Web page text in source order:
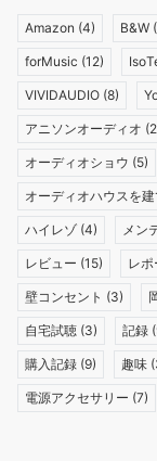
Amazon (4) B&W
forMusic (12)
VIVIDAUDIO (8)
アニソンオーディオ
オーディオショウ (5)
オーディオハウスを
ハイレゾ (4) メン
レビュー (15) レポ
壁コンセント (3)
自宅試聴 (3) 記録
購入記録 (9) 趣味
電源アクセサリー (7)